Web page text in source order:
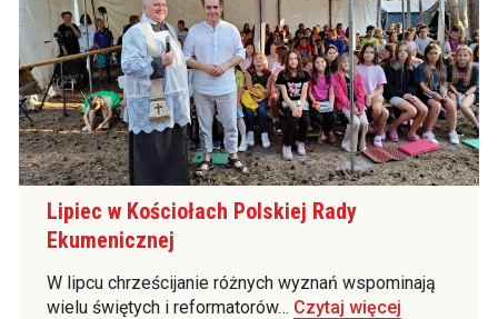
Lipiec w Kościołach Polskiej Rady
Ekumenicznej
W lipcu chrześcijanie różnych wyznań wspominają
wielu świętych i reformatorów… Czytaj więcej